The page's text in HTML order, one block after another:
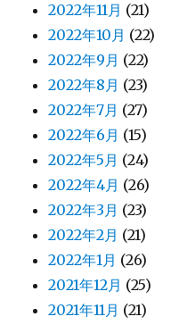
2022年11月 (21)
2022年10月 (22)
2022年9月 (22)
2022年8月 (23)
2022年7月 (27)
2022年6月 (15)
2022年5月 (24)
2022年4月 (26)
2022年3月 (23)
2022年2月 (21)
2022年1月 (26)
2021年12月 (25)
2021年11月 (21)